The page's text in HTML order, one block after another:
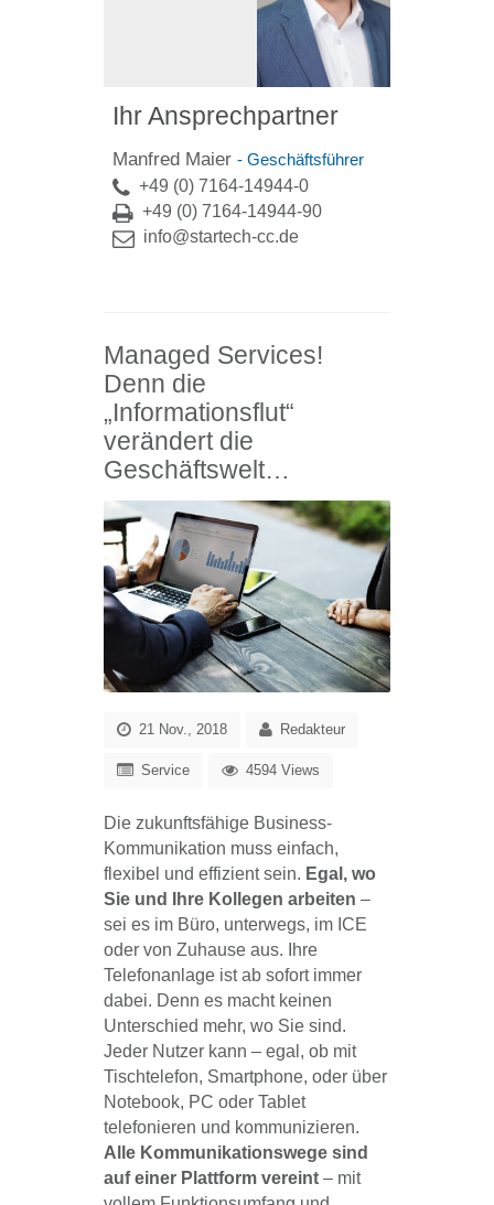
Ihr Ansprechpartner
Manfred Maier - Geschäftsführer
+49 (0) 7164-14944-0
+49 (0) 7164-14944-90
info@startech-cc.de
Managed Services!
Denn die
„Informationsflut“
verändert die
Geschäftswelt…
21 Nov., 2018 Redakteur
Service 4594 Views
Die zukunftsfähige Business-
Kommunikation muss einfach,
flexibel und effizient sein. Egal, wo
Sie und Ihre Kollegen arbeiten –
sei es im Büro, unterwegs, im ICE
oder von Zuhause aus. Ihre
Telefonanlage ist ab sofort immer
dabei. Denn es macht keinen
Unterschied mehr, wo Sie sind.
Jeder Nutzer kann – egal, ob mit
Tischtelefon, Smartphone, oder über
Notebook, PC oder Tablet
telefonieren und kommunizieren.
Alle Kommunikationswege sind
auf einer Plattform vereint – mit